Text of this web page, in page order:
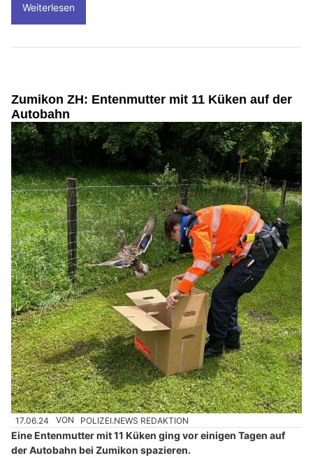
Weiterlesen
Zumikon ZH: Entenmutter mit 11 Küken auf der
Autobahn
17.06.24 VON POLIZEI.NEWS REDAKTION
Eine Entenmutter mit 11 Küken ging vor einigen Tagen auf
der Autobahn bei Zumikon spazieren.